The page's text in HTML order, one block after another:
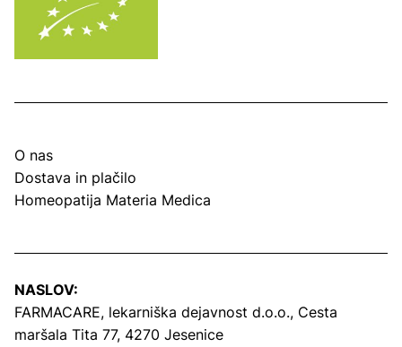
O nas
Dostava in plačilo
Homeopatija Materia Medica
NASLOV:
FARMACARE, lekarniška dejavnost d.o.o., Cesta
maršala Tita 77, 4270 Jesenice